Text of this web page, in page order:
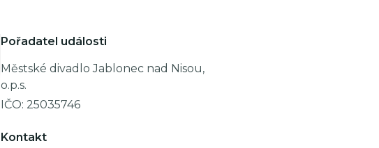
Pořadatel události
Městské divadlo Jablonec nad Nisou,
o.p.s.
IČO: 25035746
Kontakt